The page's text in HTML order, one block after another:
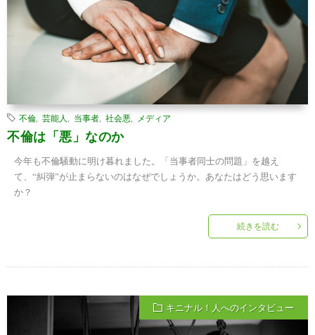
不倫 芸能人 当事者 社会悪 メディア
不倫は「悪」なのか
今年も不倫騒動に明け暮れました。「当事者同士の問題」を越え
て、“糾弾”が止まらないのはなぜでしょうか。あなたはどう思います
か？
続きを読む
キニナル！人へのインタビュー